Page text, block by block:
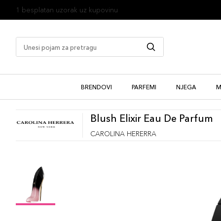
1 besplatan uzorak uz kupovinu
BRENDOVI PARFEMI NJEGA
Blush Elixir Eau De Parfum
CAROLINA HERERRA